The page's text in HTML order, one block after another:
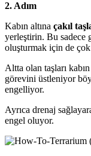
2. Adım
Kabın altına çakıl
yerleştirin. Bu sadece
oluşturmak için de
Altta olan taşları
görevini üstleniyor
engelliyor.
Ayrıca drenaj
engel oluyor.